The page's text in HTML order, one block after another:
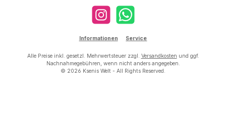
Instagram WhatsApp
Informationen Service
Alle Preise inkl. gesetzl. Mehrwertsteuer zzgl. Versandkosten und ggf.
Nachnahmegebühren, wenn nicht anders angegeben.
© 2026 Ksenis Welt - All Rights Reserved.